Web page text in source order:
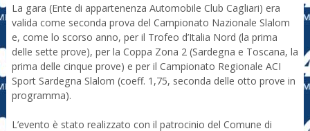
La gara (Ente di appartenenza Automobile Club Cagliari) era
valida come seconda prova del Campionato Nazionale Slalom
e, come lo scorso anno, per il Trofeo d’Italia Nord (la prima
delle sette prove), per la Coppa Zona 2 (Sardegna e Toscana, la
prima delle cinque prove) e per il Campionato Regionale ACI
Sport Sardegna Slalom (coeff. 1,75, seconda delle otto prove in
programma).
L’evento è stato realizzato con il patrocinio del Comune di